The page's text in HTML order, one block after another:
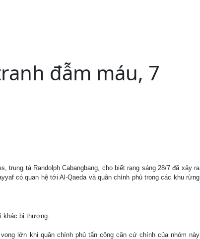
đẫm máu, 7
trung tá Randolph Cabangbang, cho biết rạng sáng 28/7 đã xảy ra
có quan hệ tới Al-Qaeda và quân chính phủ trong các khu rừng
khác bị thương.
lớn khi quân chính phủ tấn công căn cứ chính của nhóm này